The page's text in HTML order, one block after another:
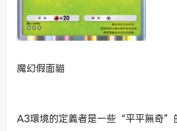
魔幻假面貓
A3環境的定義者是一些“平平無奇”